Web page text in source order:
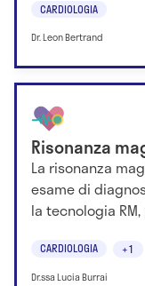
CARDIOLOGIA
Dr. Leon Bertrand
Risonanza
La risonanza
esame di
la tecnologia
CARDIOLOGIA +1
Dr.ssa Lucia Burrai